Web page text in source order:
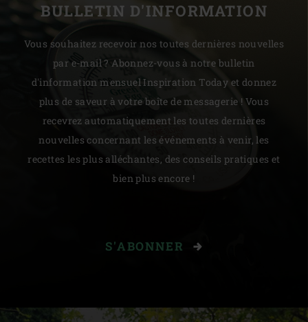
BULLETIN D'INFORMATION
Vous souhaitez recevoir nos toutes dernières nouvelles
par e-mail ? Abonnez-vous à notre bulletin
d'information mensuel Inspiration Today et donnez
plus de saveur à votre boîte de messagerie ! Vous
recevrez automatiquement les toutes dernières
nouvelles concernant les événements à venir, les
recettes les plus alléchantes, des conseils pratiques et
bien plus encore !
S'ABONNER